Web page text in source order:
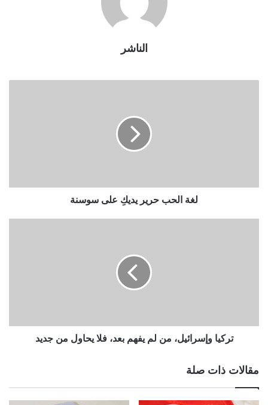
الناشر
لغة الحب حرير يديكِ على سوسنة
تركيا وإسرائيل، من لم يفهم بعد، فلا يحاول من جديد
مقالات ذات صلة